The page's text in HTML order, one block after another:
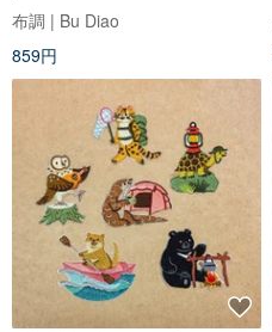
布調 | Bu Diao
859円